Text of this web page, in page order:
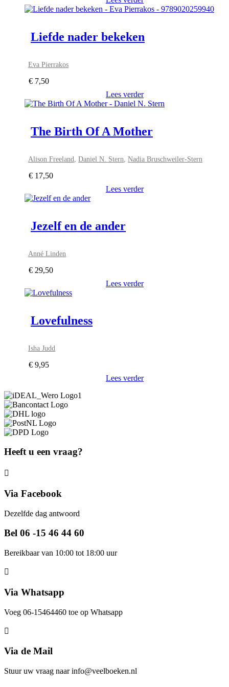
Liefde nader bekeken
Eva Pierrakos
€ 7,50
Lees verder
The Birth Of A Mother
Alison Freeland ,Daniel N. Stern ,Nadia Bruschweiler-Stern
€ 17,50
Lees verder
Jezelf en de ander
Anné Linden
€ 29,50
Lees verder
Lovefulness
Isha Judd
€ 9,95
Lees verder
Heeft u een vraag?
Via Facebook
Dezelfde dag antwoord
Bel 06 -15 46 44 60
Bereikbaar van 10:00 tot 18:00 uur
Via Whatsapp
Voeg 06-15464460 toe op Whatsapp
Via de Mail
Stuur uw vraag naar info@veelboeken.nl